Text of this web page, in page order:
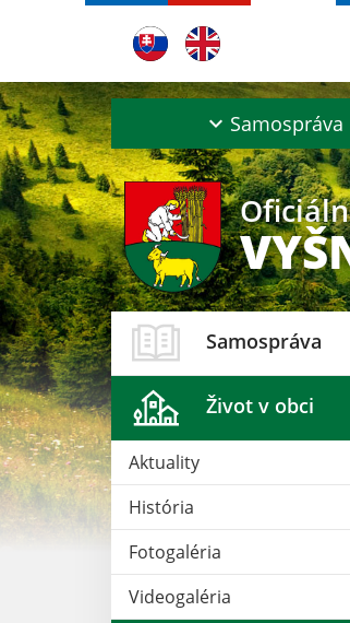
Samospráva
Samospráva
Život v obci
Aktuality
História
Fotogaléria
Videogaléria